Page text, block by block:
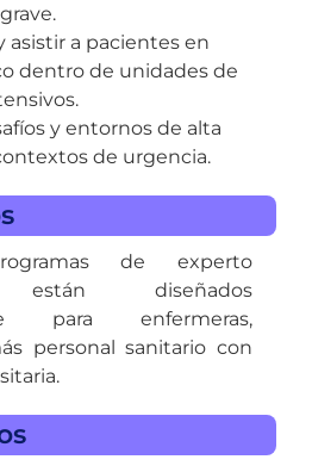
asistir a pacientes en
dentro de unidades de
y entornos de alta
de urgencia.
de experto
están diseñados
para enfermeras,
personal sanitario con